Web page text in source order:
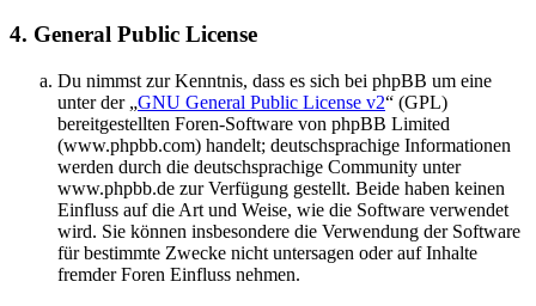
4. General Public License
Du nimmst zur Kenntnis, dass es sich bei phpBB um eine
unter der „GNU General Public License v2“ (GPL)
bereitgestellten Foren-Software von phpBB Limited
(www.phpbb.com) handelt; deutschsprachige Informationen
werden durch die deutschsprachige Community unter
www.phpbb.de zur Verfügung gestellt. Beide haben keinen
Einfluss auf die Art und Weise, wie die Software verwendet
wird. Sie können insbesondere die Verwendung der Software
für bestimmte Zwecke nicht untersagen oder auf Inhalte
fremder Foren Einfluss nehmen.